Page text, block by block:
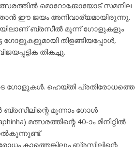
മൊറോക്കോയോട് സമനില
ഈ ജയം അനിവാര്യമായിരുന്നു.
ബ്രസീൽ മൂന്ന് ഗോളുകളും
ഗോളുകളുമായി തിളങ്ങിയപ്പോൾ,
തികച്ചു.
ഗോളുകൾ. ഹെയ്തി പ്രതിരോധത്തെ
മൂന്നാം ഗോൾ
മത്സരത്തിന്റെ 40-ാം മിനിറ്റിൽ
കാത്തെങ്കിലും ബ്രസീലിന്റെ